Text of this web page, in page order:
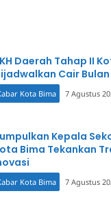
Daerah Tahap II
Cair Bulan
Kota Bima 7 Agustus
Kepala
Bima Tekankan
Kota Bima 7 Agustus